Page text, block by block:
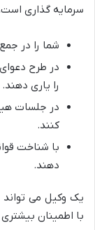
سرمایه گذاری
شما را در
در طرح
را یاری دهند.
در جلسات
کنند.
با شناخت
دهند.
یک وکیل می تواند
با اطمینان